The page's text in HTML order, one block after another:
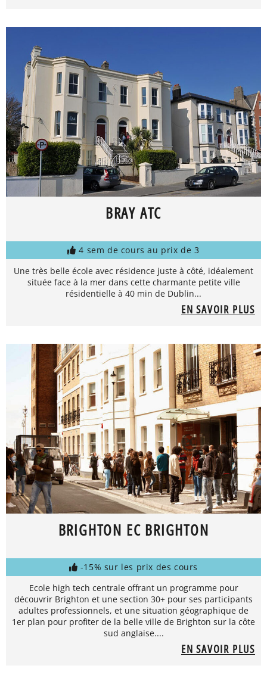
BRAY ATC
4 sem de cours au prix de 3
Une très belle école avec résidence juste à côté, idéalement
située face à la mer dans cette charmante petite ville
résidentielle à 40 min de Dublin...
EN SAVOIR PLUS
BRIGHTON EC BRIGHTON
-15% sur les prix des cours
Ecole high tech centrale offrant un programme pour
découvrir Brighton et une section 30+ pour ses participants
adultes professionnels, et une situation géographique de
1er plan pour profiter de la belle ville de Brighton sur la côte
sud anglaise....
EN SAVOIR PLUS